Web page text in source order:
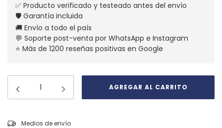
✅ Producto verificado y testeado antes del envío
🛡️ Garantía incluida
🚚 Envío a todo el país
💬 Soporte post-venta por WhatsApp e Instagram
⭐ Más de 1200 reseñas positivas en Google
Entregas para el CP:
Medios de envío